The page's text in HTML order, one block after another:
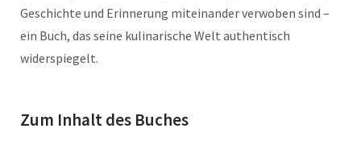
Geschichte und Erinnerung miteinander verwoben sind –
ein Buch, das seine kulinarische Welt authentisch
widerspiegelt.
Zum Inhalt des Buches